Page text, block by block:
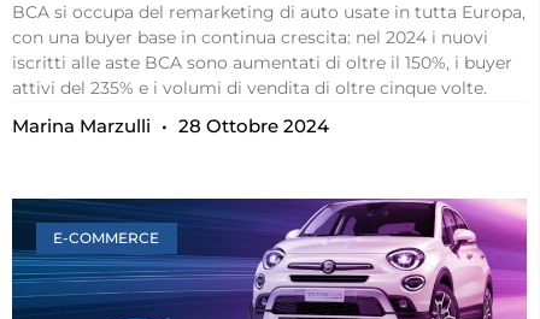
BCA si occupa del remarketing di auto usate in tutta Europa,
con una buyer base in continua crescita: nel 2024 i nuovi
iscritti alle aste BCA sono aumentati di oltre il 150%, i buyer
attivi del 235% e i volumi di vendita di oltre cinque volte.
Marina Marzulli 28 Ottobre 2024
E-COMMERCE